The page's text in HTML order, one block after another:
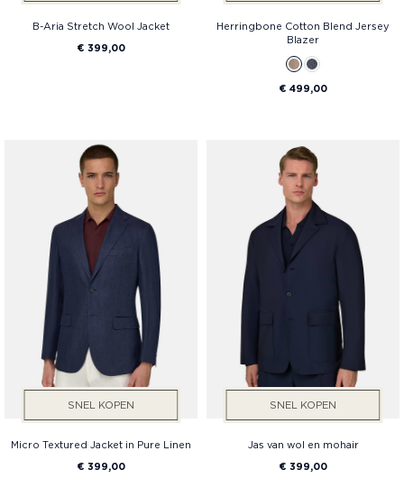
B-Aria Stretch Wool Jacket
€ 399,00
Herringbone Cotton Blend Jersey
Blazer
€ 499,00
SNEL KOPEN
Micro Textured Jacket in Pure Linen
€ 399,00
SNEL KOPEN
Jas van wol en mohair
€ 399,00